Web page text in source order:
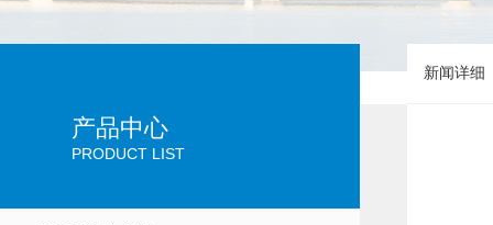
产品中心
PRODUCT LIST
新闻详细